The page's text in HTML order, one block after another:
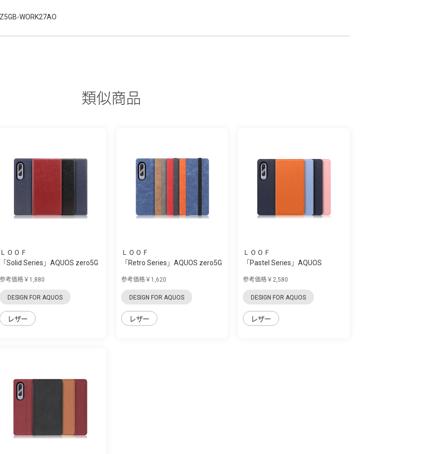
WORK27AO
類似商品
ＬＯＯＦ
「Solid Series」AQUOS zero5G
参考価格￥1,880
DESIGN FOR AQUOS
レザー
ＬＯＯＦ
「Retro Series」AQUOS zero5G
参考価格￥1,620
DESIGN FOR AQUOS
レザー
ＬＯＯＦ
「Pastel Series」AQUOS
参考価格￥2,580
DESIGN FOR AQUOS
レザー